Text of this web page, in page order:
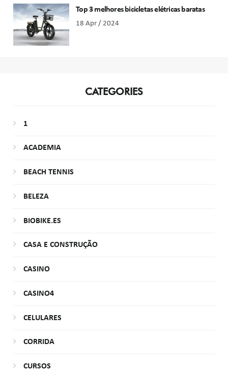
Top 3 melhores bicicletas elétricas baratas
18 Apr / 2024
CATEGORIES
1
ACADEMIA
BEACH TENNIS
BELEZA
BIOBIKE.ES
CASA E CONSTRUÇÃO
CASINO
CASINO4
CELULARES
CORRIDA
CURSOS